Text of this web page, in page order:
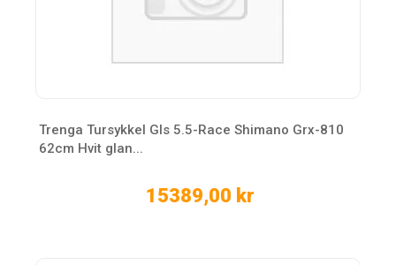
Trenga Tursykkel Gls 5.5-Race Shimano Grx-810
62cm Hvit glan...
15389,00 kr